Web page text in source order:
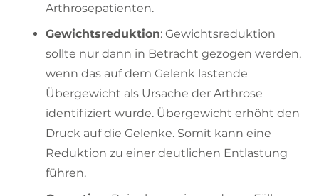
Arthrosepatienten.
Gewichtsreduktion: Gewichtsreduktion
sollte nur dann in Betracht gezogen werden,
wenn das auf dem Gelenk lastende
Übergewicht als Ursache der Arthrose
identifiziert wurde. Übergewicht erhöht den
Druck auf die Gelenke. Somit kann eine
Reduktion zu einer deutlichen Entlastung
führen.